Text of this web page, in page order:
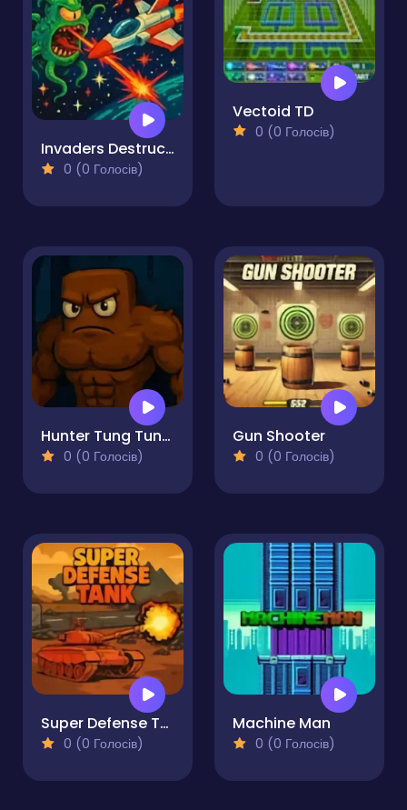
Invaders Destruction
0 (0 Голосів)
Vectoid TD
0 (0 Голосів)
Hunter Tung Tung Sahur
0 (0 Голосів)
Gun Shooter
0 (0 Голосів)
Super Defense Tank
0 (0 Голосів)
Machine Man
0 (0 Голосів)